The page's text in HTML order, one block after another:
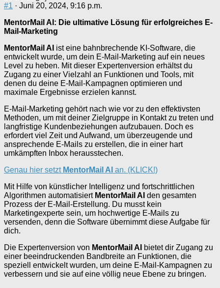
#1 · Juni 20, 2024, 9:16 p.m.
MentorMail AI: Die ultimative Lösung für erfolgreiches E-
Mail-Marketing
MentorMail AI ist eine bahnbrechende KI-Software, die
entwickelt wurde, um dein E-Mail-Marketing auf ein neues
Level zu heben. Mit dieser Expertenversion erhältst du
Zugang zu einer Vielzahl an Funktionen und Tools, mit
denen du deine E-Mail-Kampagnen optimieren und
maximale Ergebnisse erzielen kannst.
E-Mail-Marketing gehört nach wie vor zu den effektivsten
Methoden, um mit deiner Zielgruppe in Kontakt zu treten und
langfristige Kundenbeziehungen aufzubauen. Doch es
erfordert viel Zeit und Aufwand, um überzeugende und
ansprechende E-Mails zu erstellen, die in einer hart
umkämpften Inbox herausstechen.
Genau hier setzt MentorMail AI an. (KLICK!)
Mit Hilfe von künstlicher Intelligenz und fortschrittlichen
Algorithmen automatisiert MentorMail AI den gesamten
Prozess der E-Mail-Erstellung. Du musst kein
Marketingexperte sein, um hochwertige E-Mails zu
versenden, denn die Software übernimmt diese Aufgabe für
dich.
Die Expertenversion von MentorMail AI
bietet dir Zugang zu
einer beeindruckenden Bandbreite an Funktionen, die
speziell entwickelt wurden, um deine E-Mail-Kampagnen zu
verbessern und sie auf eine völlig neue Ebene zu bringen.